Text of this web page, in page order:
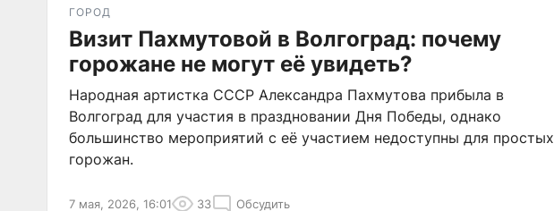
ГОРОД
Визит Пахмутовой в Волгоград: почему
горожане не могут её увидеть?
Народная артистка СССР Александра Пахмутова прибыла в
Волгоград для участия в праздновании Дня Победы, однако
большинство мероприятий с её участием недоступны для простых
горожан.
7 мая, 2026, 16:01 33 Обсудить